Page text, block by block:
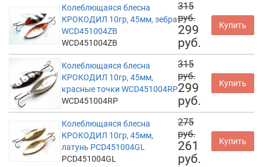
Колеблющаяся блесна
КРОКОДИЛ 10гр, 45мм, зебра
WCD451004ZB
WCD451004ZB
315
руб.
299
руб.
Купить
Колеблющаяся блесна
КРОКОДИЛ 10гр, 45мм,
красные точки WCD451004RP
WCD451004RP
315
руб.
299
руб.
Купить
Колеблющаяся блесна
КРОКОДИЛ 10гр, 45мм,
латунь PCD451004GL
PCD451004GL
275
руб.
261
руб.
Купить